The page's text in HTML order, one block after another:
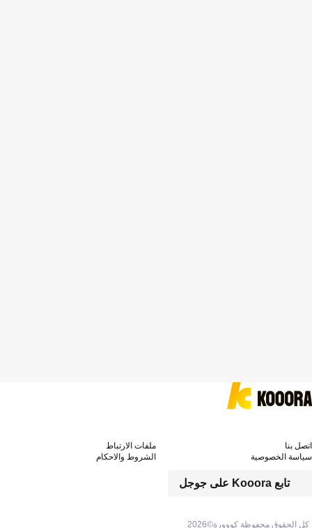
كل الحقوق محفوظة كووورة©2026
تابع Kooora على جوجل
اتصل بنا
ملفات الارتباط
سياسة الخصوصية
الشروط والاحكام